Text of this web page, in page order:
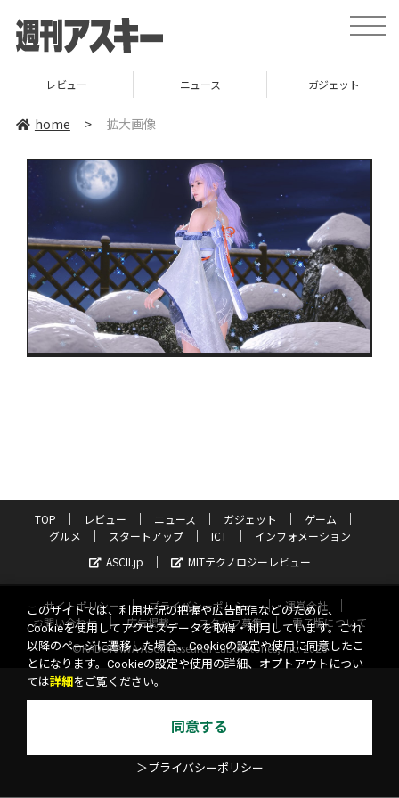
toggle
レビュー ニュース ガジェット
home > 拡大画像
TOP レビュー ニュース ガジェット
ゲーム
グルメ
スタートアップ ICT
インフォメーション
ASCII.jp
MITテクノロジーレビュー
サイトポリシー プライバシーポリシー
運営会社
お問い合わせ
広告掲載 スタッフ募集
電子版について
©KADOKAWA ASCII Research Laboratories, Inc. 2026
このサイトでは、利用状況の把握や広告配信などのために、
Cookieを使用してアクセスデータを取得・利用しています。これ
以降のページに遷移した場合、Cookieの設定や使用に同意したこ
とになります。Cookieの設定や使用の詳細、オプトアウトについ
ては詳細 をご覧ください。
同意する
＞プライバシーポリシー